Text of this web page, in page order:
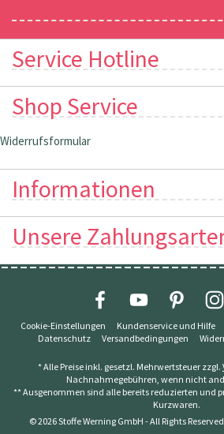
Service Hotline
Shop Service
Widerrufsformular
Informationen
Unsere
Cookie-Einstellungen Kundenservice und Hilfe
Datenschutz
Versandbedingungen
* Alle Preise inkl. gesetzl. Mehrwertsteuer zzgl.
Nachnahmegebühren, wenn nicht
** Ausgenommen sind alle bereits reduzierten und
Kurzwaren.
© 2026 Stoffe Werning GmbH - All Rights